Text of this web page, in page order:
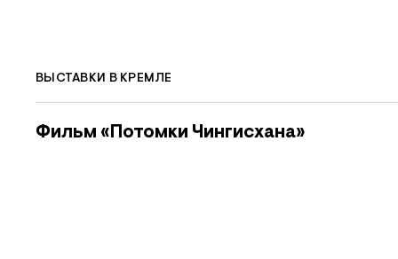
ВЫСТАВКИ В КРЕМЛЕ
Фильм «Потомки Чингисхана»